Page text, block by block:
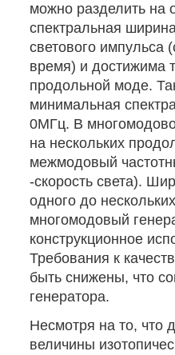
можно разделить
спектральная
светового импульса
время) и достижима
продольной моде.
минимальная
0МГц. В
на нескольких
межмодовый
-скорость света).
одного до
многомодовый
конструкционное
Требования к
быть снижены, что
генератора.
Несмотря на то, что
величины